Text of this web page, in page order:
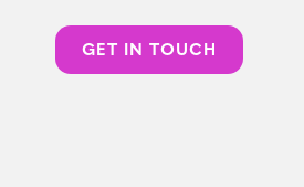
GET IN TOUCH